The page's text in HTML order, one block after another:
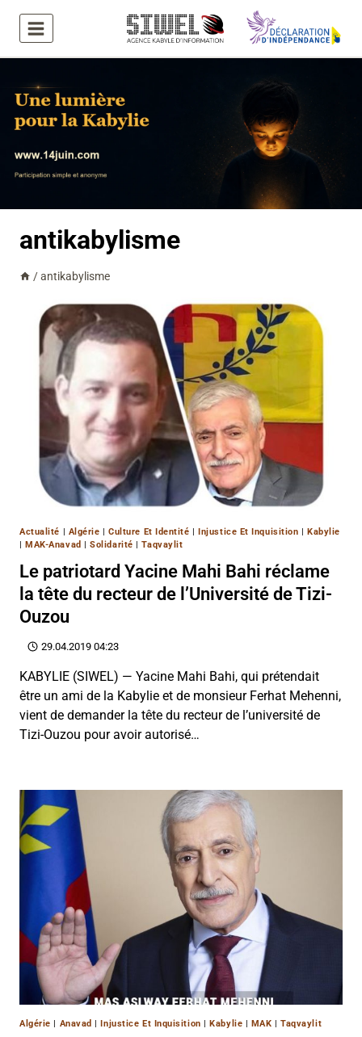
contenu
antikabylisme
/ antikabylisme
Actualité | Algérie |Culture Et Identité |Injustice Et Inquisition |Kabylie
|MAK-Anavad |Solidarité |Taqvaylit
Le patriotard Yacine Mahi Bahi réclame
la tête du recteur de l’Université de Tizi-
Ouzou
29.04.2019 04:23
KABYLIE (SIWEL) — Yacine Mahi Bahi, qui prétendait
être un ami de la Kabylie et de monsieur Ferhat Mehenni,
vient de demander la tête du recteur de l’université de
Tizi-Ouzou pour avoir autorisé…
Algérie Anavad Injustice Et Inquisition Kabylie MAK |Taqvaylit